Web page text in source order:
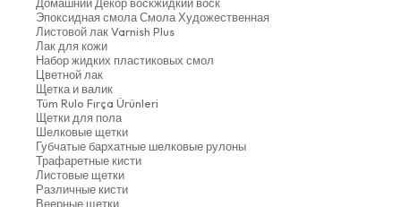
Домашний Декор воскжидкий воск
Эпоксидная смола Смола Художественная
Листовой лак Varnish Plus
Лак для кожи
Набор жидких пластиковых смол
Цветной лак
Щетка и валик
Tüm Rulo Fırça Ürünleri
Щетки для пола
Шелковые щетки
Губчатые бархатные шелковые рулоны
Трафаретные кисти
Листовые щетки
Различные кисти
Веерные щетки